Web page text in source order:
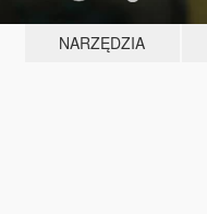
NARZĘDZIA